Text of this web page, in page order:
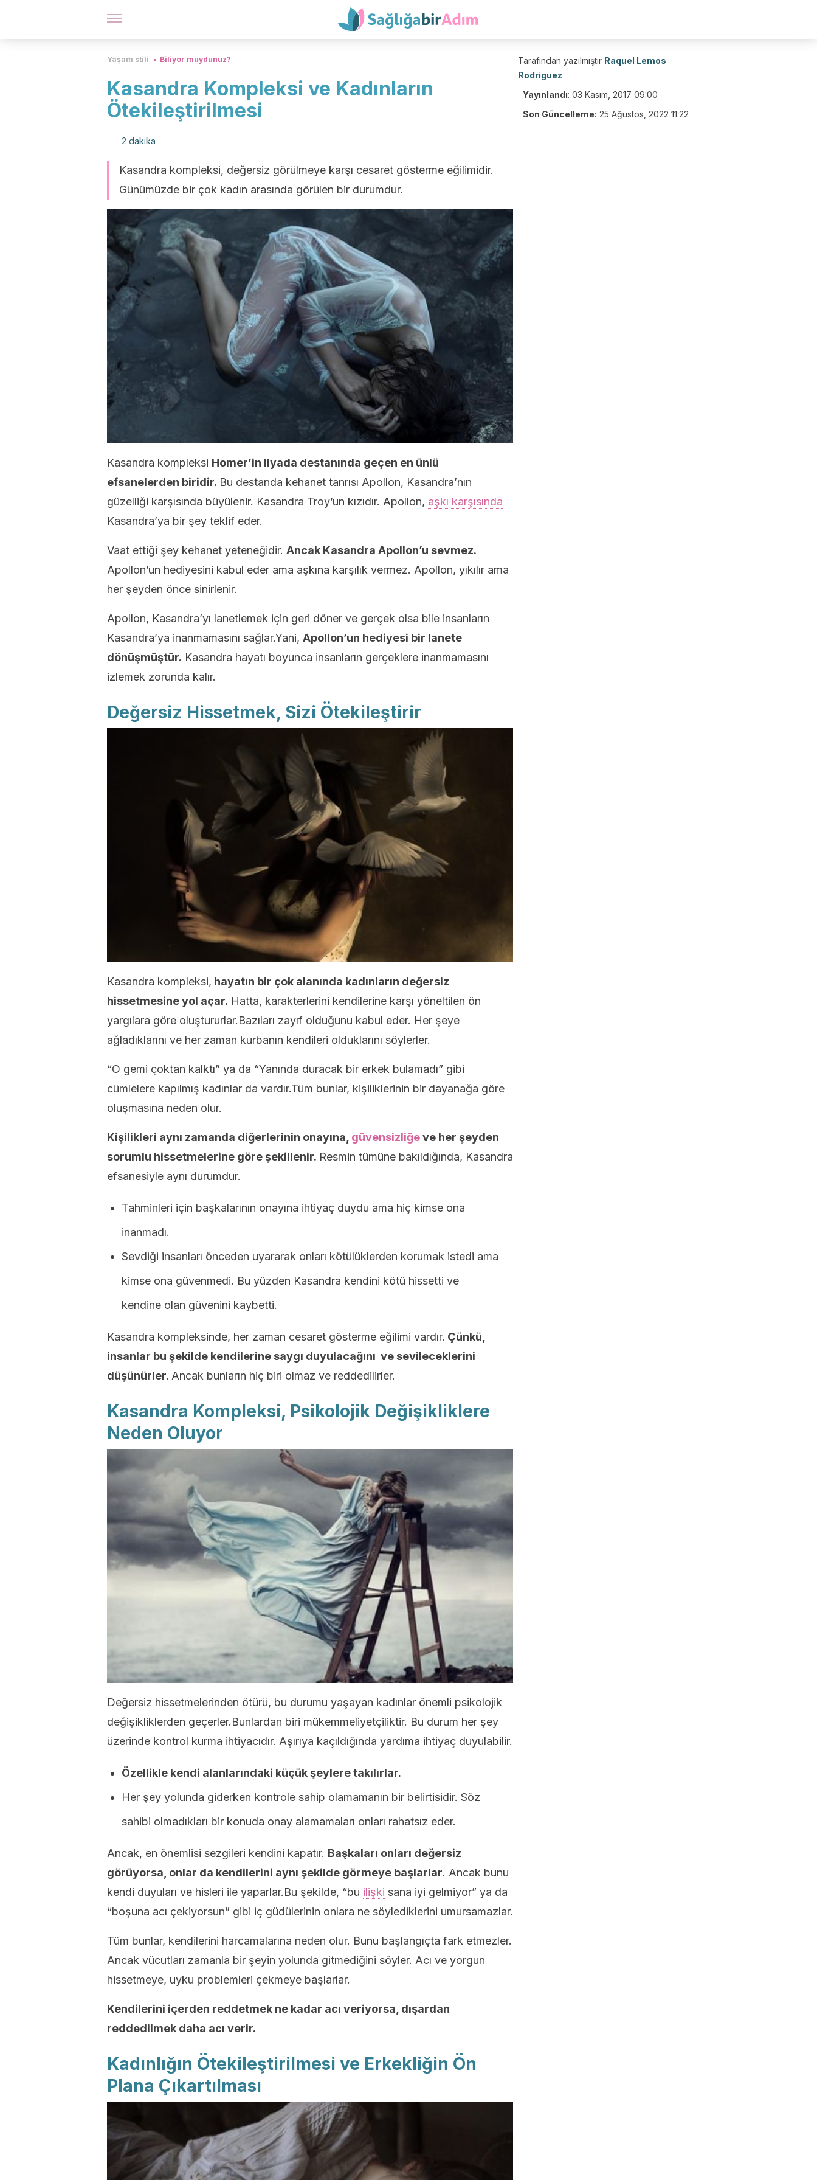
Yaşam stili Biliyor muydunuz?
Kasandra Kompleksi ve Kadınların
Ötekileştirilmesi
2 dakika
Kasandra kompleksi, değersiz görülmeye karşı cesaret gösterme eğilimidir.
Günümüzde bir çok kadın arasında görülen bir durumdur.
Kasandra kompleksi Homer’in Ilyada destanında geçen en ünlü
efsanelerden biridir. Bu destanda kehanet tanrısı Apollon, Kasandra’nın
güzelliği karşısında büyülenir. Kasandra Troy’un kızıdır. Apollon, aşkı karşısında
Kasandra’ya bir şey teklif eder.
Vaat ettiği şey kehanet yeteneğidir. Ancak Kasandra Apollon’u sevmez.
Apollon’un hediyesini kabul eder ama aşkına karşılık vermez. Apollon, yıkılır ama
her şeyden önce sinirlenir.
Apollon, Kasandra’yı lanetlemek için geri döner ve gerçek olsa bile insanların
Kasandra’ya inanmamasını sağlar.Yani, Apollon’un hediyesi bir lanete
dönüşmüştür. Kasandra hayatı boyunca insanların gerçeklere inanmamasını
izlemek zorunda kalır.
Değersiz Hissetmek, Sizi Ötekileştirir
Kasandra kompleksi, hayatın bir çok alanında kadınların değersiz
hissetmesine yol açar. Hatta, karakterlerini kendilerine karşı yöneltilen ön
yargılara göre oluştururlar.Bazıları zayıf olduğunu kabul eder. Her şeye
ağladıklarını ve her zaman kurbanın kendileri olduklarını söylerler.
“O gemi çoktan kalktı” ya da “Yanında duracak bir erkek bulamadı” gibi
cümlelere kapılmış kadınlar da vardır.Tüm bunlar, kişiliklerinin bir dayanağa göre
oluşmasına neden olur.
Kişilikleri aynı zamanda diğerlerinin onayına, güvensizliğeve her şeyden
sorumlu hissetmelerine göre şekillenir. Resmin tümüne bakıldığında, Kasandra
efsanesiyle aynı durumdur.
Tahminleri için başkalarının onayına ihtiyaç duydu ama hiç kimse ona
inanmadı.
Sevdiği insanları önceden uyararak onları kötülüklerden korumak istedi ama
kimse ona güvenmedi. Bu yüzden Kasandra kendini kötü hissetti ve
kendine olan güvenini kaybetti.
Kasandra kompleksinde, her zaman cesaret gösterme eğilimi vardır. Çünkü,
insanlar bu şekilde kendilerine saygı duyulacağını ve sevileceklerini
düşünürler. Ancak bunların hiç biri olmaz ve reddedilirler.
Kasandra Kompleksi, Psikolojik Değişikliklere
Neden Oluyor
Değersiz hissetmelerinden ötürü, bu durumu yaşayan kadınlar önemli psikolojik
değişikliklerden geçerler.Bunlardan biri mükemmeliyetçiliktir. Bu durum her şey
üzerinde kontrol kurma ihtiyacıdır. Aşırıya kaçıldığında yardıma ihtiyaç duyulabilir.
Özellikle kendi alanlarındaki küçük şeylere takılırlar.
Her şey yolunda giderken kontrole sahip olamamanın bir belirtisidir. Söz
sahibi olmadıkları bir konuda onay alamamaları onları rahatsız eder.
Ancak, en önemlisi sezgileri kendini kapatır. Başkaları onları değersiz
görüyorsa, onlar da kendilerini aynı şekilde görmeye başlarlar. Ancak bunu
kendi duyuları ve hisleri ile yaparlar.Bu şekilde, “bu ilişki sana iyi gelmiyor” ya da
“boşuna acı çekiyorsun” gibi iç güdülerinin onlara ne söylediklerini umursamazlar.
Tüm bunlar, kendilerini harcamalarına neden olur. Bunu başlangıçta fark etmezler.
Ancak vücutları zamanla bir şeyin yolunda gitmediğini söyler. Acı ve yorgun
hissetmeye, uyku problemleri çekmeye başlarlar.
Kendilerini içerden reddetmek ne kadar acı veriyorsa, dışardan
reddedilmek daha acı verir.
Kadınlığın Ötekileştirilmesi ve Erkekliğin Ön
Plana Çıkartılması
Tarafından yazılmıştır Raquel Lemos
Rodríguez
Yayınlandı: 03 Kasım, 2017 09:00
Son Güncelleme: 25 Ağustos, 2022 11:22